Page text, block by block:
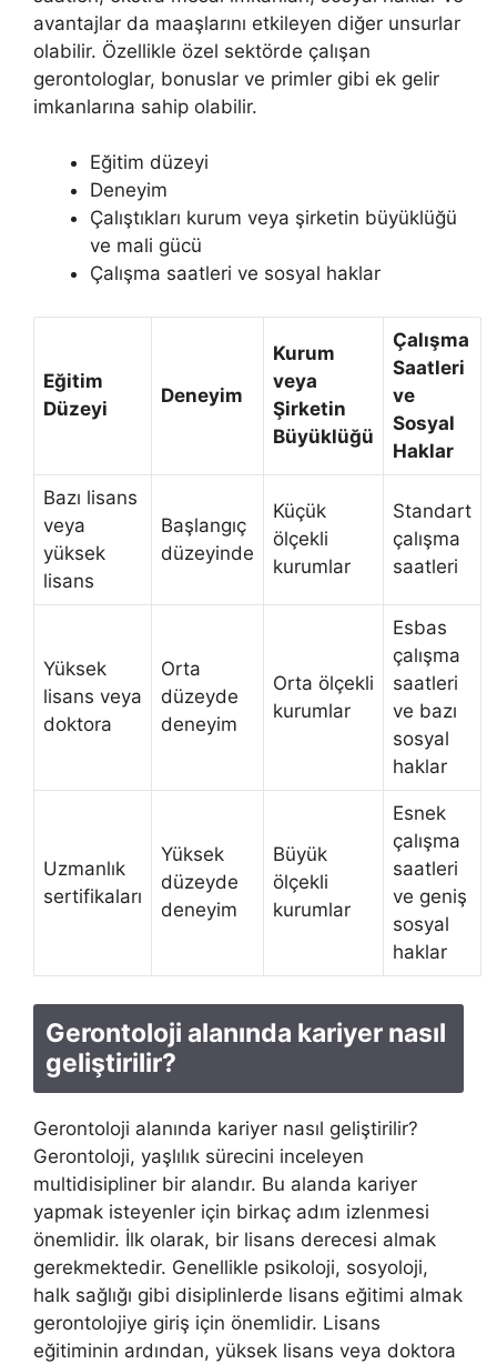
avantajlar da maaşlarını etkileyen diğer unsurlar
olabilir. Özellikle özel sektörde çalışan
gerontologlar, bonuslar ve primler gibi ek gelir
imkanlarına sahip olabilir.
Eğitim düzeyi
Deneyim
Çalıştıkları kurum veya şirketin büyüklüğü
ve mali gücü
Çalışma saatleri ve sosyal haklar
Eğitim
Düzeyi
Deneyim
Kurum
veya
Şirketin
Büyüklüğü
Çalışma
Saatleri
ve
Sosyal
Haklar
Bazı lisans
veya
yüksek
lisans
Başlangıç
düzeyinde
Küçük
ölçekli
kurumlar
Standart
çalışma
saatleri
Yüksek
lisans veya
doktora
Orta
düzeyde
deneyim
Orta ölçekli
kurumlar
Esbas
çalışma
saatleri
ve bazı
sosyal
haklar
Uzmanlık
sertifikaları
Yüksek
düzeyde
deneyim
Büyük
ölçekli
kurumlar
Esnek
çalışma
saatleri
ve geniş
sosyal
haklar
Gerontoloji alanında kariyer nasıl
geliştirilir?
Gerontoloji alanında kariyer nasıl geliştirilir?
Gerontoloji, yaşlılık sürecini inceleyen
multidisipliner bir alandır. Bu alanda kariyer
yapmak isteyenler için birkaç adım izlenmesi
önemlidir. İlk olarak, bir lisans derecesi almak
gerekmektedir. Genellikle psikoloji, sosyoloji,
halk sağlığı gibi disiplinlerde lisans eğitimi almak
gerontolojiye giriş için önemlidir. Lisans
eğitiminin ardından, yüksek lisans veya doktora